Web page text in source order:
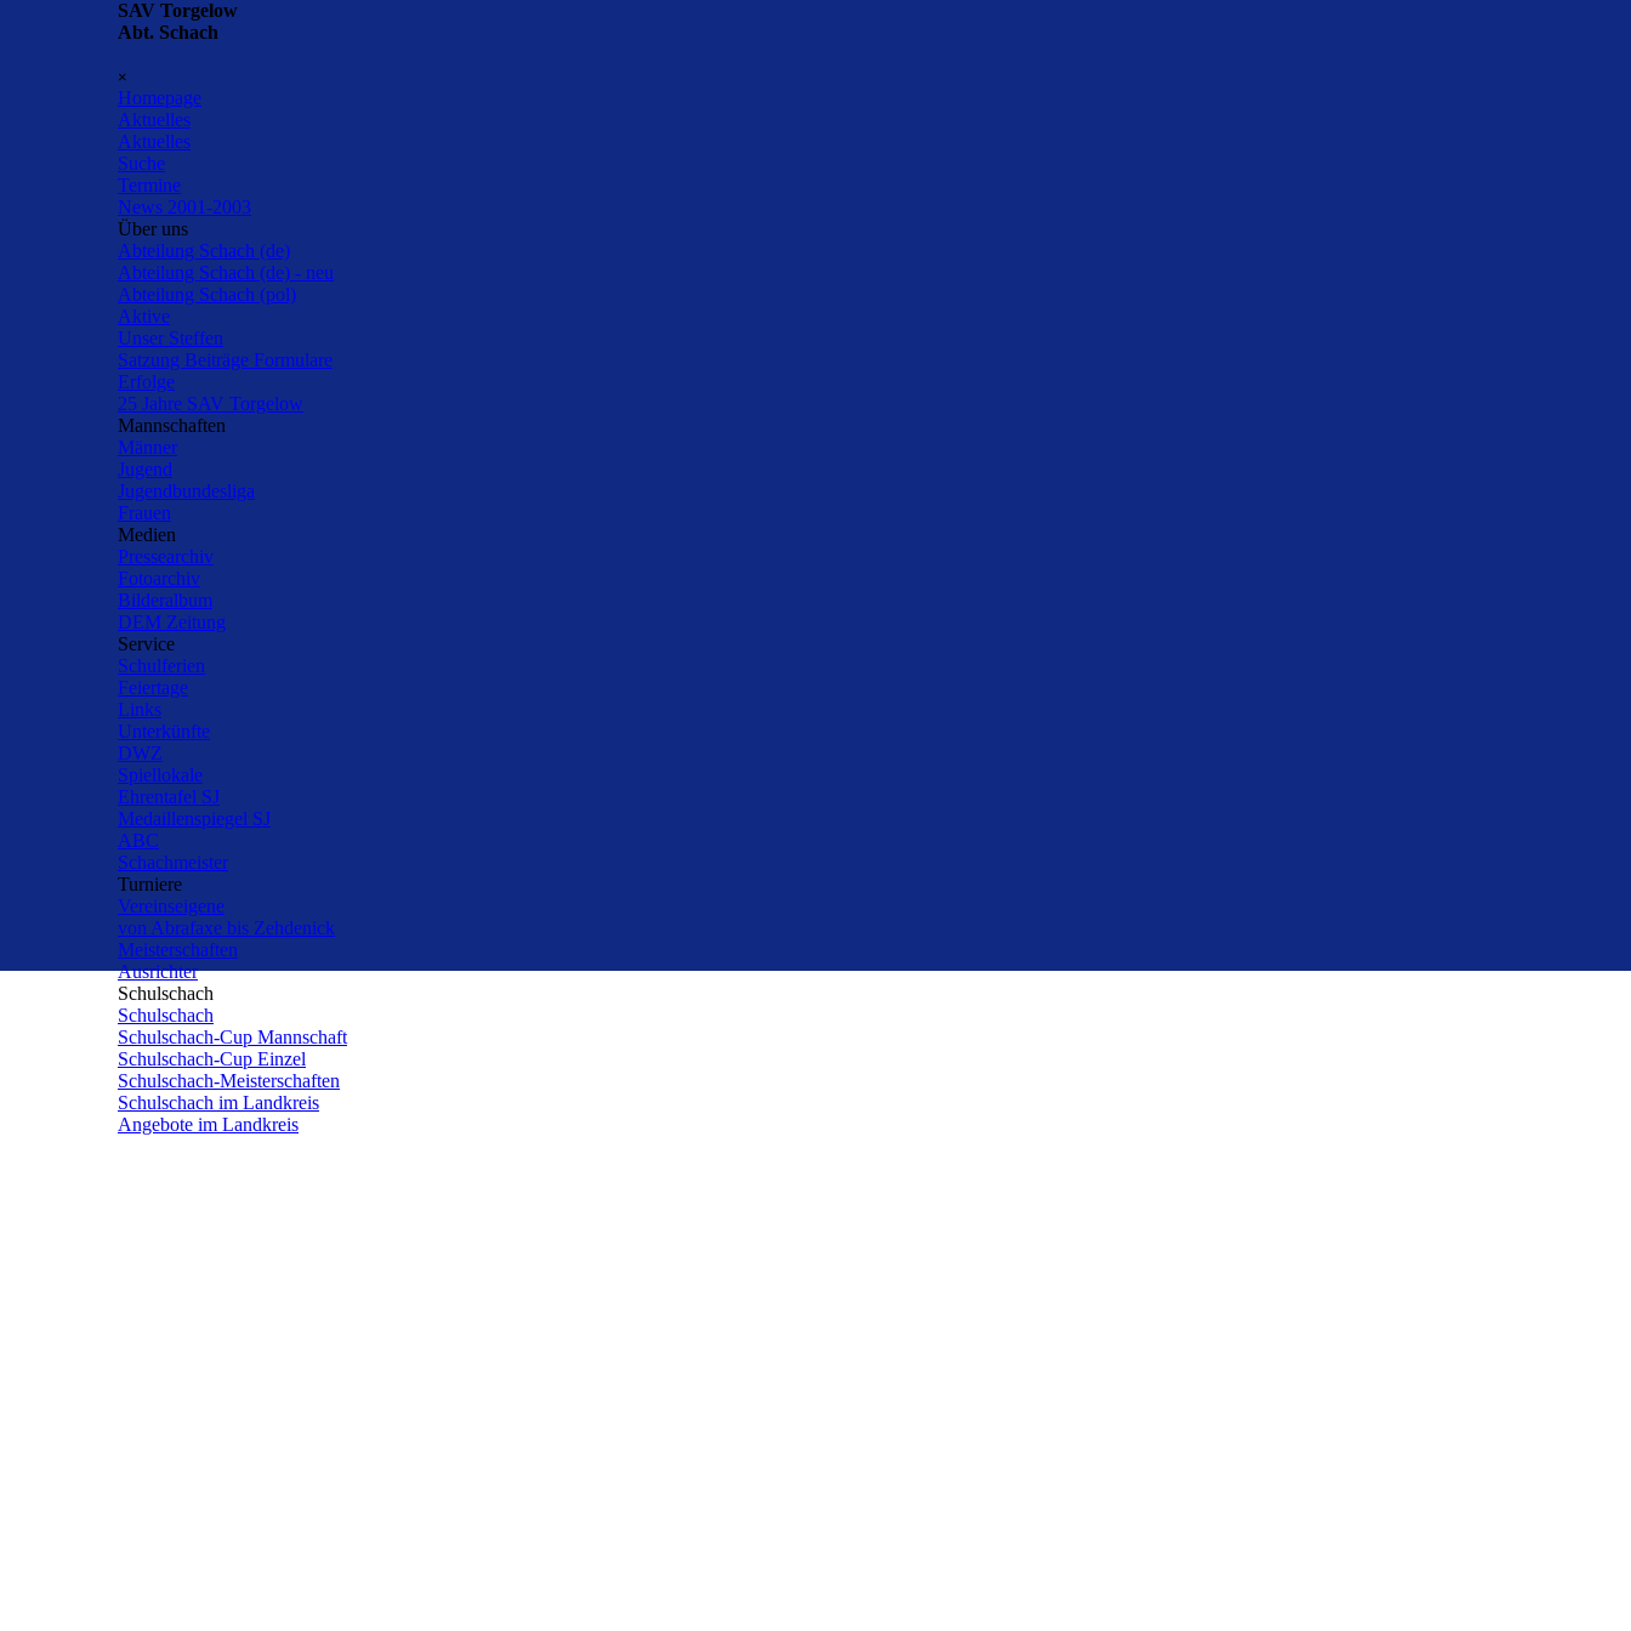
Direkt zum SeiteninhaltSAV Torgelow
Abt. Schach
×
Homepage
Aktuelles
Aktuelles
Suche
Termine
News 2001-2003
Über uns
Abteilung Schach (de)
Abteilung Schach (de) - neu
Abteilung Schach (pol)
Aktive
Unser Steffen
Satzung Beiträge Formulare
Erfolge
25 Jahre SAV Torgelow
Mannschaften
Männer
Jugend
Jugendbundesliga
Frauen
Medien
Pressearchiv
Fotoarchiv
Bilderalbum
DEM Zeitung
Service
Schulferien
Feiertage
Links
Unterkünfte
DWZ
Spiellokale
Ehrentafel SJ
Medaillenspiegel SJ
ABC
Schachmeister
Turniere
Vereinseigene
von Abrafaxe bis Zehdenick
Meisterschaften
Ausrichter
Schulschach
Schulschach
Schulschach-Cup Mannschaft
Schulschach-Cup Einzel
Schulschach-Meisterschaften
Schulschach im Landkreis
Angebote im Landkreis